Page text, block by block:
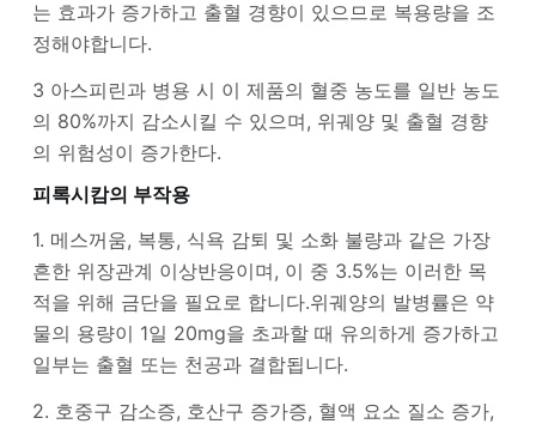
는 효과가 증가하고 출혈 경향이 있으므로 복용량을 조
정해야합니다.
3 아스피린과 병용 시 이 제품의 혈중 농도를 일반 농도
의 80%까지 감소시킬 수 있으며, 위궤양 및 출혈 경향
의 위험성이 증가한다.
피록시캄의 부작용
1. 메스꺼움, 복통, 식욕 감퇴 및 소화 불량과 같은 가장
흔한 위장관계 이상반응이며, 이 중 3.5%는 이러한 목
적을 위해 금단을 필요로 합니다.위궤양의 발병률은 약
물의 용량이 1일 20mg을 초과할 때 유의하게 증가하고
일부는 출혈 또는 천공과 결합됩니다.
2. 호중구 감소증, 호산구 증가증, 혈액 요소 질소 증가,